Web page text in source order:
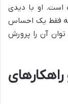
است. او با دیدی
نه فقط یک احساس
توان آن را پرورش